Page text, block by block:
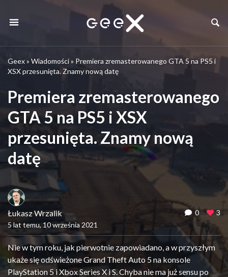
Geex» Wiadomości» Premiera zremasterowanego GTA 5 na PS5 i
XSX przesunięta. Znamy nową datę
Premiera zremasterowanego
GTA 5 na PS5 i XSX
przesunięta. Znamy nową
datę
Łukasz Wrzalik
5 lat temu, 10 września 2021
0 3
Nie w tym roku, jak pierwotnie zapowiadano, a w przyszłym
ukaże się odświeżone Grand Theft Auto 5 na konsole
PlayStation 5 i Xbox Series X i S. Chyba nie ma już sensu po